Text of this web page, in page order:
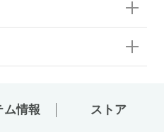
ム情報 ストア